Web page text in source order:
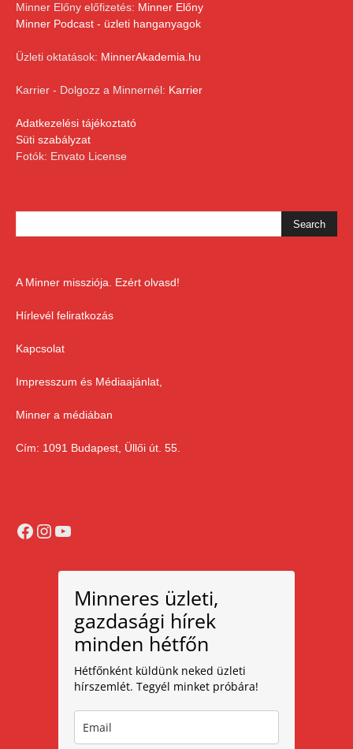
Minner Előny előfizetés: Minner Előny
Minner Podcast - üzleti hanganyagok
Üzleti oktatások: MinnerAkademia.hu
Karrier - Dolgozz a Minnernél: Karrier
Adatkezelési tájékoztató
Süti szabályzat
Fotók: Envato License
A Minner missziója. Ezért olvasd!
Hírlevél feliratkozás
Kapcsolat
Impresszum és Médiaajánlat,
Minner a médiában
Cím: 1091 Budapest, Üllői út. 55.
Facebook
Instagram
YouTube
Minneres üzleti,
gazdasági hírek
minden hétfőn
Hétfőnként küldünk neked üzleti
hírszemlét. Tegyél minket próbára!